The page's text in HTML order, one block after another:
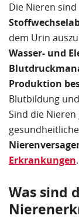
Die Nieren
dem Urin
Wasser- und
Produktion
Blutbildung
Sind die
Erkrankungen.
Was sind